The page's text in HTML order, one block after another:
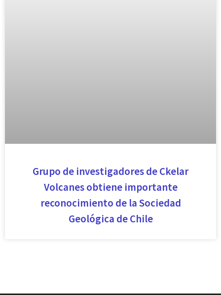
Grupo de investigadores de Ckelar
Volcanes obtiene importante
reconocimiento de la Sociedad
Geológica de Chile